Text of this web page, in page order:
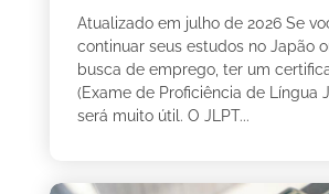
Atualizado em julho de 2026 Se
continuar seus estudos no Japão
busca de emprego, ter um
(Exame de Proficiência de Língua
será muito útil. O JLPT...